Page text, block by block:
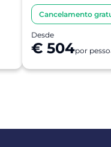
Cancelamento
Desde
€ 504por